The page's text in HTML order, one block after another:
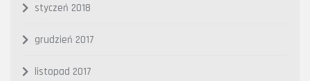
styczeń 2018
grudzień 2017
listopad 2017